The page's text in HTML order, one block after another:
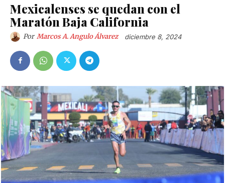
Mexicalenses se quedan con el
Maratón Baja California
Por Marcos A. Angulo Álvarez diciembre 8, 2024